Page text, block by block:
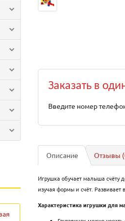
Заказать в
Введите номер
Описание Отзывы
Игрушка обучает малыша счёту
изучая формы и счёт. Развивает
Характеристика игрушки для